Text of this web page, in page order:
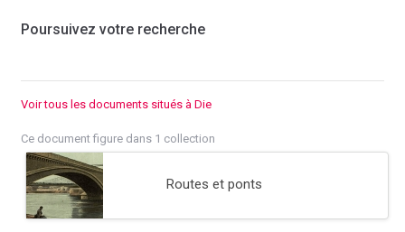
Poursuivez votre recherche
Voir tous les documents situés à Die
Ce document figure dans 1 collection
Routes et ponts